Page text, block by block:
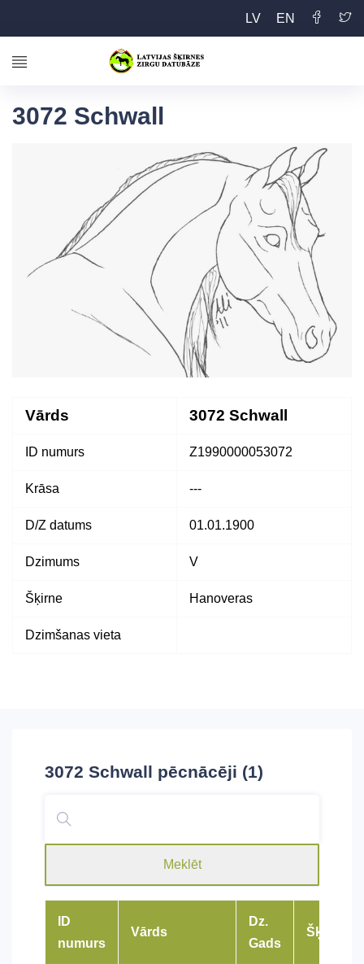
LV EN
3072 Schwall
Vārds 3072 Schwall
ID numurs Z1990000053072
Krāsa ---
D/Z datums 01.01.1900
Dzimums V
Šķirne Hanoveras
Dzimšanas vieta
3072 Schwall pēcnācēji (1)
Meklēt
ID
numurs
Vārds
Dz.
Gads
Šķirne